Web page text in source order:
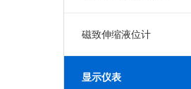
磁致伸缩液位计
显示仪表